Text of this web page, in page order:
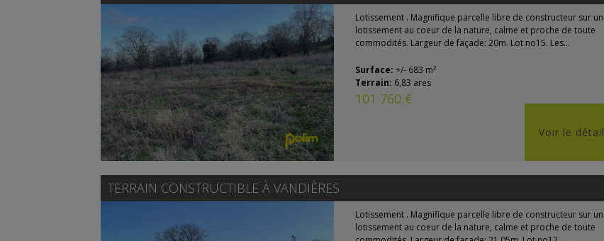
Lotissement . Magnifique parcelle libre de constructeur sur un
lotissement au coeur de la nature, calme et proche de toute
commodités. Largeur de façade: 20m. Lot no15. Les...
Surface: +/- 683 m²
Terrain: 6,83 ares
101 760 €
Voir le détail
TERRAIN CONSTRUCTIBLE À VANDIÈRES
Lotissement . Magnifique parcelle libre de constructeur sur un
lotissement au coeur de la nature, calme et proche de toute